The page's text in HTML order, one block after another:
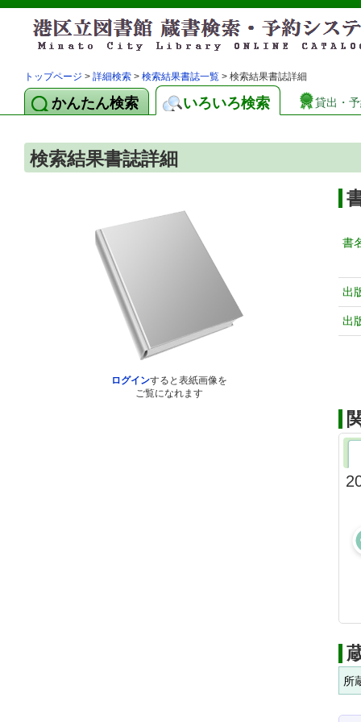
トップページ > 詳細検索 > 検索結果書誌一覧 > 検索結果書誌詳細
かんたん検索 いろいろ検索 貸出・
検索結果書誌詳細
ログインすると表紙画像を
ご覧になれます
書
出
出
所